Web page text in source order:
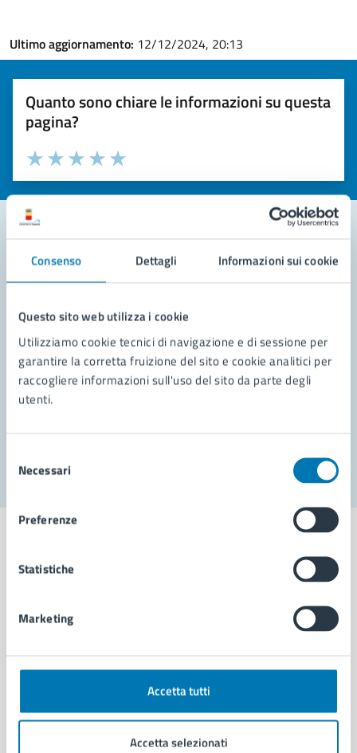
Consenso Dettagli Informazioni sui cookie
Questo sito web utilizza i cookie
Utilizziamo cookie tecnici di navigazione e di sessione per
garantire la corretta fruizione del sito e cookie analitici per
raccogliere informazioni sull'uso del sito da parte degli
utenti.
delNecessari
Preferenze
Statistiche
Marketing
Accetta tutti
Accetta selezionati
Ultimo aggiornamento: 12/12/2024, 20:13
Quanto sono chiare le informazioni su questa
pagina?
Valuta la chiarezza delle informazioni (da 1 a 5 stelle)
Seleziona il numero di stelle per valutare la chiarezza delle
Valuta 5 stelle su 5
Valuta 4 stelle su 5
Valuta 3 stelle su 5
Valuta 2 stelle su 5
Valuta 1 stelle su 5
Contatta il comune
Richiedi assistenza
Prenota appuntamento
Problemi in città
Aree amministrative
Uffici